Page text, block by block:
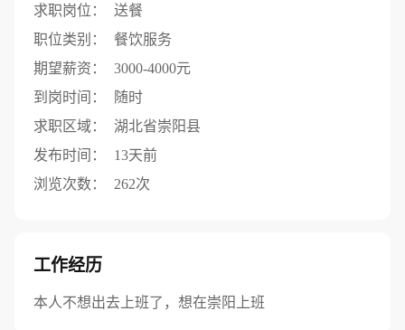
求职岗位：
送餐
职位类别：
餐饮服务
期望薪资：
3000-4000元
到岗时间：
随时
求职区域：
湖北省崇阳县
发布时间：
13天前
浏览次数：
262次
工作经历
本人不想出去上班了，想在崇阳上班